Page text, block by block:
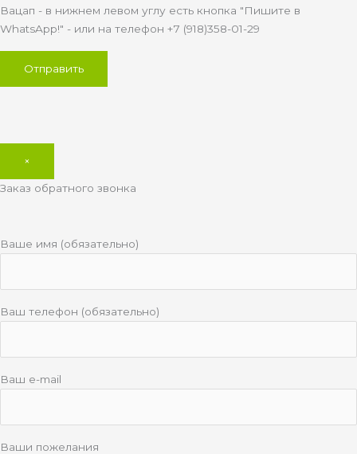
Вацап - в нижнем левом углу есть кнопка "Пишите в
WhatsApp!" - или на телефон +7 (918)358-01-29
×
Заказ обратного звонка
Ваше имя (обязательно)
Ваш телефон (обязательно)
Ваш e-mail
Ваши пожелания